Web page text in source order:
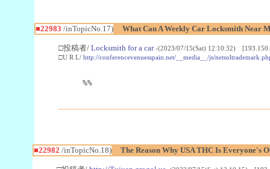
■22983 /inTopicNo.17) What Can A Weekly Car Locksmith Near
□投稿者/ Locksmith for a car -(2023/07/15(Sat) 12:10:32)
□U R L/ http://conferencevenuesspain.net/__media__/js/
%%
■22982 /inTopicNo.18) The Reason Why USA THC Is Everyone's